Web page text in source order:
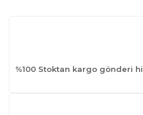
%100 Stoktan kargo gönderi